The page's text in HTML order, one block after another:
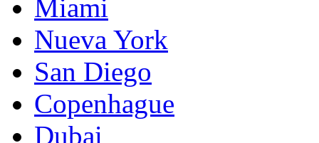
Miami
Nueva York
San Diego
Copenhague
Dubai